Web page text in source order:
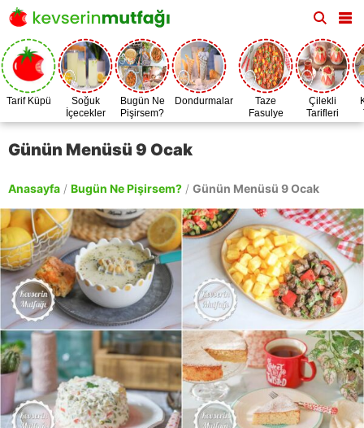
Tarif Küpü
Soğuk
İçecekler
Bugün Ne
Pişirsem?
Dondurmalar
Taze
Fasulye
Zamanı
Çilekli
Tarifleri
Günün Menüsü 9 Ocak
Anasayfa / Bugün Ne Pişirsem? / Günün Menüsü 9 Ocak